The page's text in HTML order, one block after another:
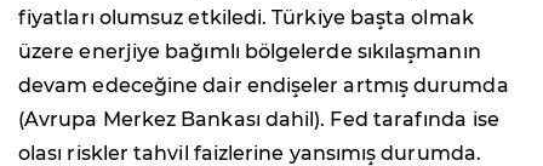
fiyatları olumsuz etkiledi. Türkiye başta olmak
üzere enerjiye bağımlı bölgelerde sıkılaşmanın
devam edeceğine dair endişeler artmış durumda
(Avrupa Merkez Bankası dahil). Fed tarafında ise
olası riskler tahvil faizlerine yansımış durumda.